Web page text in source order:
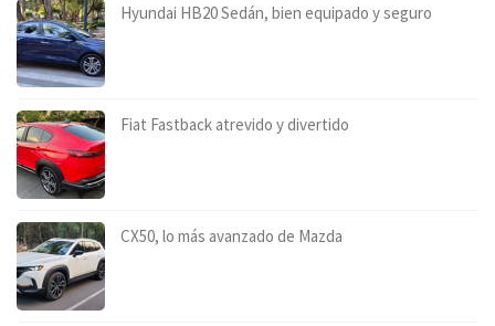
Hyundai HB20 Sedán, bien equipado y seguro
Fiat Fastback atrevido y divertido
CX50, lo más avanzado de Mazda